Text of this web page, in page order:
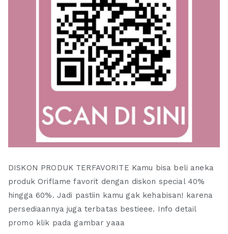
DISKON PRODUK TERFAVORITE Kamu bisa beli aneka
produk Oriflame favorit dengan diskon special 40%
hingga 60%. Jadi pastiin kamu gak kehabisan! karena
persediaannya juga terbatas bestieee. Info detail
promo klik pada gambar yaaa